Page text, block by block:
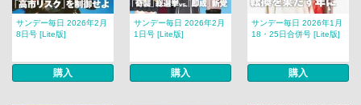
サンデー毎日 2026年2月
8日号 [Lite版]
購入
サンデー毎日 2026年2月
1日号 [Lite版]
購入
サンデー毎日 2026年1月
18・25日合併号 [Lite版]
購入